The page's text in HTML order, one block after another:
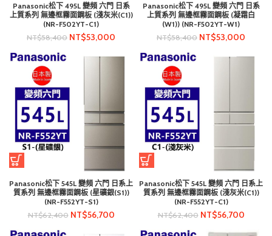
Panasonic松下 495L 變頻 六門 日系
上質系列 無邊框霧面鋼板 (淺灰米(C1))
(NR-F502YT-C1)
NT$58,400 NT$53,000
Panasonic松下 495L 變頻 六門 日系
上質系列 無邊框霧面鋼板 (凝霜白
(W1)) (NR-F502YT-W1)
NT$58,400 NT$53,000
Panasonic松下 545L 變頻 六門 日系上
質系列 無邊框霧面鋼板 (星礦銀(S1))
(NR-F552YT-S1)
NT$62,400 NT$56,700
Panasonic松下 545L 變頻 六門 日系上
質系列 無邊框霧面鋼板 (淺灰米(C1))
(NR-F552YT-C1)
NT$62,400 NT$56,700